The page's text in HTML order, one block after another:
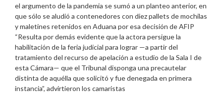
el argumento de la pandemia se sumó a un planteo anterior, en
que sólo se aludió a contenedores con diez pallets de mochilas
y maletines retenidos en Aduana por esa decisión de AFIP
“Resulta por demás evidente que la actora persigue la
habilitación de la feria judicial para lograr —a partir del
tratamiento del recurso de apelación a estudio de la Sala I de
esta Cámara— que el Tribunal disponga una precautelar
distinta de aquélla que solicitó y fue denegada en primera
instancia”, advirtieron los camaristas